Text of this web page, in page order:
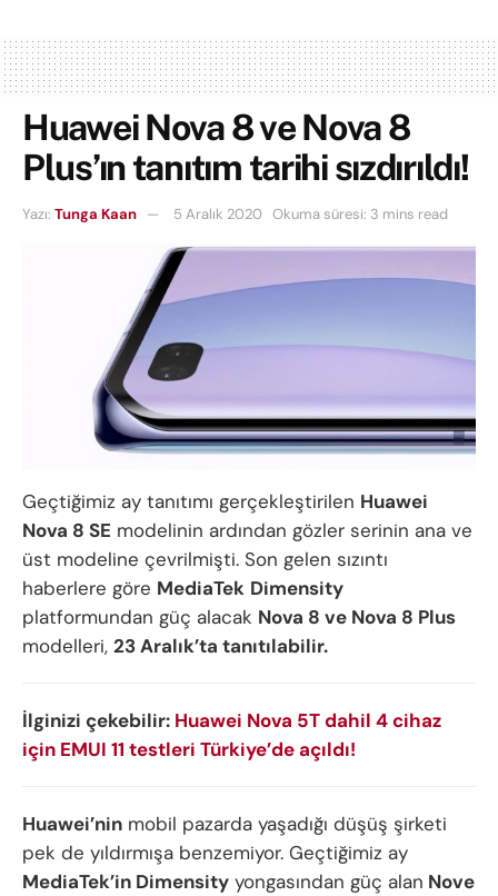
Huawei Nova 8 ve Nova 8
Plus’ın tanıtım tarihi sızdırıldı!
Yazı: Tunga Kaan 5 Aralık 2020 Okuma süresi: 3 mins read
Geçtiğimiz ay tanıtımı gerçekleştirilen Huawei
Nova 8 SE modelinin ardından gözler serinin ana ve
üst modeline çevrilmişti. Son gelen sızıntı
haberlere göre MediaTek Dimensity
platformundan güç alacak Nova 8 ve Nova 8 Plus
modelleri, 23 Aralık’ta tanıtılabilir.
İlginizi çekebilir: Huawei Nova 5T dahil 4 cihaz
için EMUI 11 testleri Türkiye’de açıldı!
Huawei’nin mobil pazarda yaşadığı düşüş şirketi
pek de yıldırmışa benzemiyor. Geçtiğimiz ay
MediaTek’in Dimensity yongasından güç alan Nove